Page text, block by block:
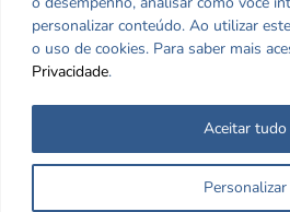
personalizar conteúdo. Ao utilizar
o uso de cookies. Para saber mais
Privacidade.
Personalizar
Aceitar tudo
Todos os direitos reservados.